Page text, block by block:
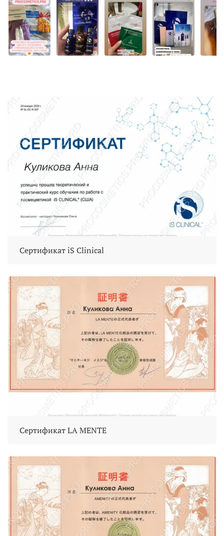
Сертификат iS Clinical
Сертификат LA MENTE